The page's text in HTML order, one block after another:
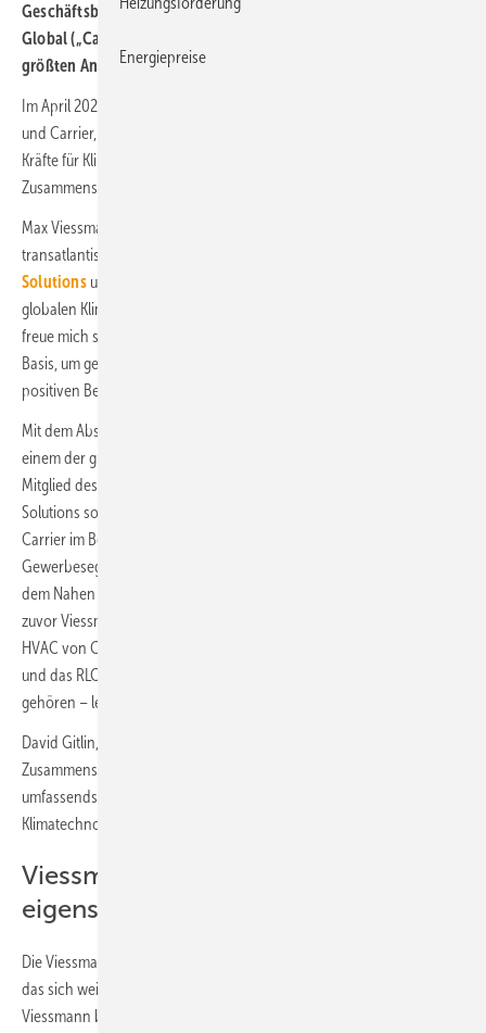
Geschäftsbereichs „Viessmann Climate Solutions“ an Carrier
Global („Carrier“) vollzogen. Die Viessmann Group wird einer der
größten Anteilseigner von Carrier.
Im April 2023 hatten Viessmann Climate Solutions, Allendorf (Eder),
und Carrier, Palm Beach Gardens, Florida, USA, angekündigt, ihre
Kräfte für Klima- und Energielösungen zu bündeln. Der
Zusammenschluss ist am 2. Januar 2024 abgeschlossen worden.
Max Viessmann, CEO der Viessmann Group: „Mit der
transatlantischen Partnerschaft von
Solutionsund
globalen Klima-Champion in einem progressiven Marktumfeld auf. Ich
freue mich sehr über diesen Zusammenschluss. Er schafft die ideale
Basis, um gemeinsam Wachstumschancen zu nutzen und unseren
positiven Beitrag für zukünftige Generationen zu maximieren.“
Mit dem Abschluss der Transaktion wird die Viessmann Group zu
einem der größten Anteilseigner von Carrier. Max Viessmann wird
Mitglied des Verwaltungsrats von Carrier. Viessmann Climate
Solutions soll ein wesentlicher Treiber der Wachstumsstrategie von
Carrier im Bereich Klimalösungen für das Wohn- und
Gewerbesegment (Residential and Light Commercial, RLC) in Europa,
dem Nahen Osten und Afrika (EMEA) werden. Thomas Heim, der
zuvor Viessmann Climate Solutions leitete, wird den Bereich RLC
HVAC von Carrier in EMEA – zu dem nun Viessmann Climate Solutions
und das RLC-Geschäft von Carrier in der Region, einschließlich Riello,
gehören – leiten.
David Gitlin, Chairman und CEO von Carrier: „Durch den
Zusammenschluss mit Viessmann Climate Solutions entsteht das
umfassendste und differenzierteste Angebot an nachhaltigen
Klimatechnologien und Dienstleistungen in der Branche.“
Viessmann Group bleibt
eigenständig
Die Viessmann Group bleibt ein eigenständiges Familienunternehmen,
das sich weiterhin vollständig im Besitz der Unternehmerfamilie
Viessmann befindet. Bei der Bekanntgabe des Verkaufs der
Energiepreise